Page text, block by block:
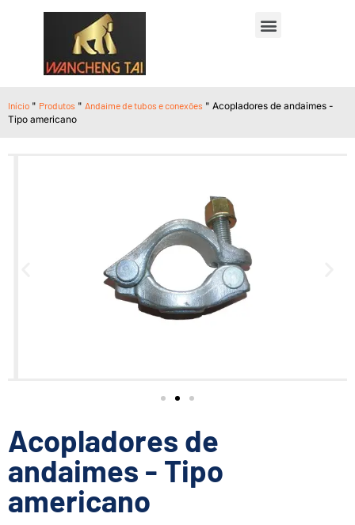
Início " Produtos " Andaime de tubos e conexões " Acopladores de andaimes -
Tipo americano
Acopladores de
andaimes - Tipo
americano